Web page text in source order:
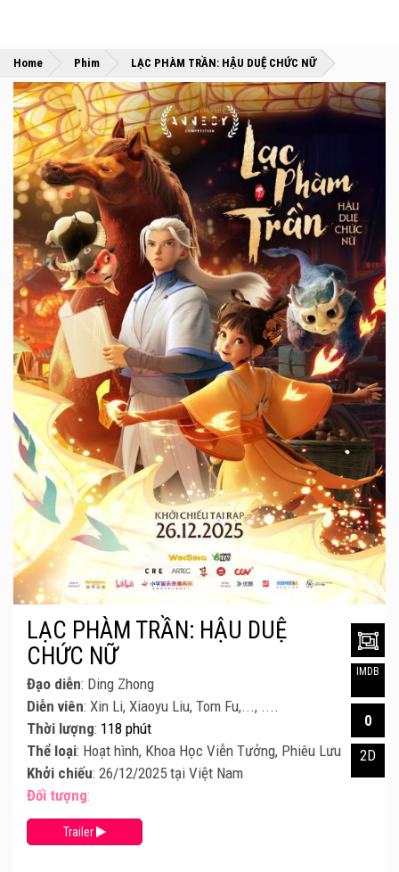
Home »
Phim »
LẠC PHÀM TRẦN: HẬU DUỆ CHỨC NỮ
LẠC PHÀM TRẦN: HẬU DUỆ
CHỨC NỮ
Đạo diễn: Ding Zhong
Diễn viên: Xin Li, Xiaoyu Liu, Tom Fu,..., ....
Thời lượng: 118 phút
Thể loại: Hoạt hình, Khoa Học Viễn Tưởng, Phiêu Lưu
Khởi chiếu: 26/12/2025 tại Việt Nam
Đối tượng:
Trailer
IMDB
0
2D